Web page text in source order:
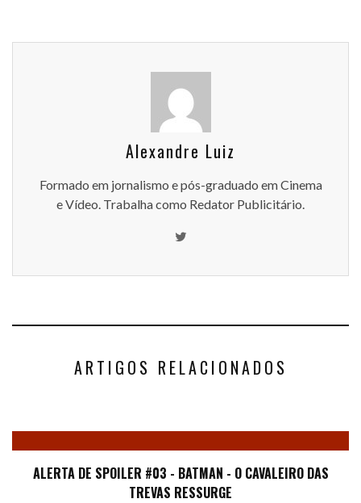
Alexandre Luiz
Formado em jornalismo e pós-graduado em Cinema
e Vídeo. Trabalha como Redator Publicitário.
ARTIGOS RELACIONADOS
ALERTA DE SPOILER #03 - BATMAN - O CAVALEIRO DAS
TREVAS RESSURGE